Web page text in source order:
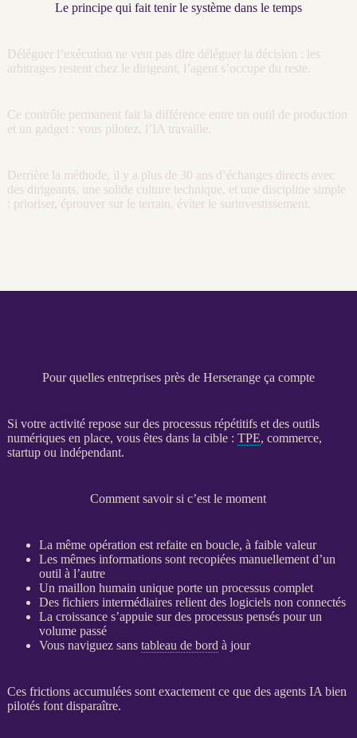
Le principe qui fait tenir le système dans le temps
Déléguer l’exécution ne veut pas dire déléguer la décision : les
arbitrages restent chez le dirigeant, l’agent s’occupe du reste.
Ce contrôle permanent fait la différence entre un outil de production
et un gadget : vous pilotez, l’IA travaille.
Derrière la méthode, il y a plus de 30 ans d’échanges directs avec
des dirigeants, une solide culture technique, et une discipline simple
: prioriser, éprouver sur le terrain, éviter le surinvestissement.
Pour quelles entreprises près de Herserange ça compte
Si votre activité repose sur des processusrépétitifs et des outils
numériques en place, vous êtes dans la cible : TPE, commerce,
startup ou indépendant.
Comment savoir si c’est le moment
La même opération est refaite en boucle, à faible valeur
Les mêmes informations sont recopiées manuellement d’un
outil à l’autre
Un maillon humain unique porte un processuscomplet
Des fichiers intermédiaires relient des logiciels non connectés
La croissance s’appuie sur des processuspensés pour un
volume passé
Vous naviguez sans tableau de bord à jour
Ces frictions accumulées sont exactement ce que des agents IA bien
pilotés font disparaître.